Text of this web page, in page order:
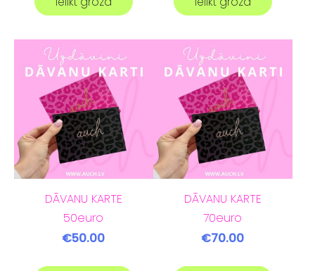
DĀVANU KARTE
50euro
€50.00
DĀVANU KARTE
70euro
€70.00